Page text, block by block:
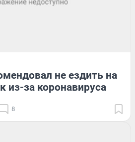
не ездить на
из-за коронавируса
8